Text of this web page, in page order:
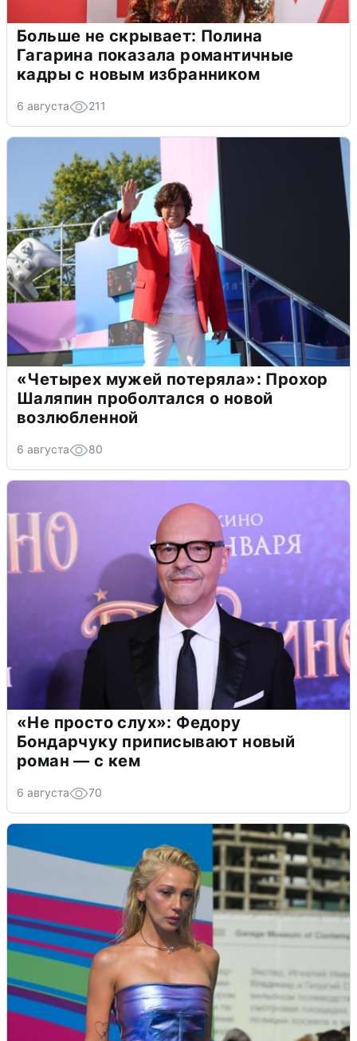
Больше не скрывает: Полина
Гагарина показала романтичные
кадры с новым избранником
6 августа 211
«Четырех мужей потеряла»: Прохор
Шаляпин проболтался о новой
возлюбленной
6 августа 80
«Не просто слух»: Федору
Бондарчуку приписывают новый
роман — с кем
6 августа 70